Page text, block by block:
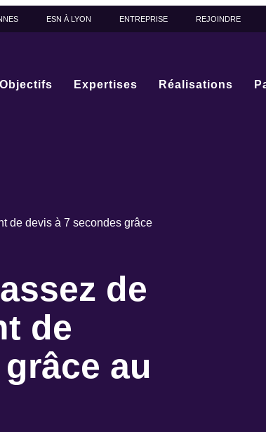
ESN À LYON ENTREPRISE REJOINDRE
Objectifs Expertises Réalisations
de devis à 7 secondes grâce
de
de
au